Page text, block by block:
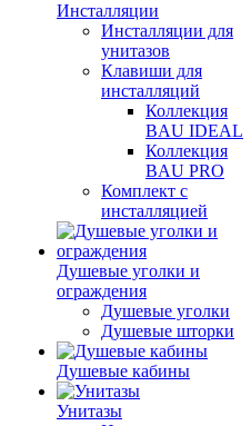
Инсталляции
Инсталляции для
унитазов
Клавиши для
инсталляций
Коллекция
BAU IDEAL
Коллекция
BAU PRO
Комплект с
инсталляцией
Душевые уголки и
ограждения
Душевые уголки
Душевые шторки
Душевые кабины
Унитазы